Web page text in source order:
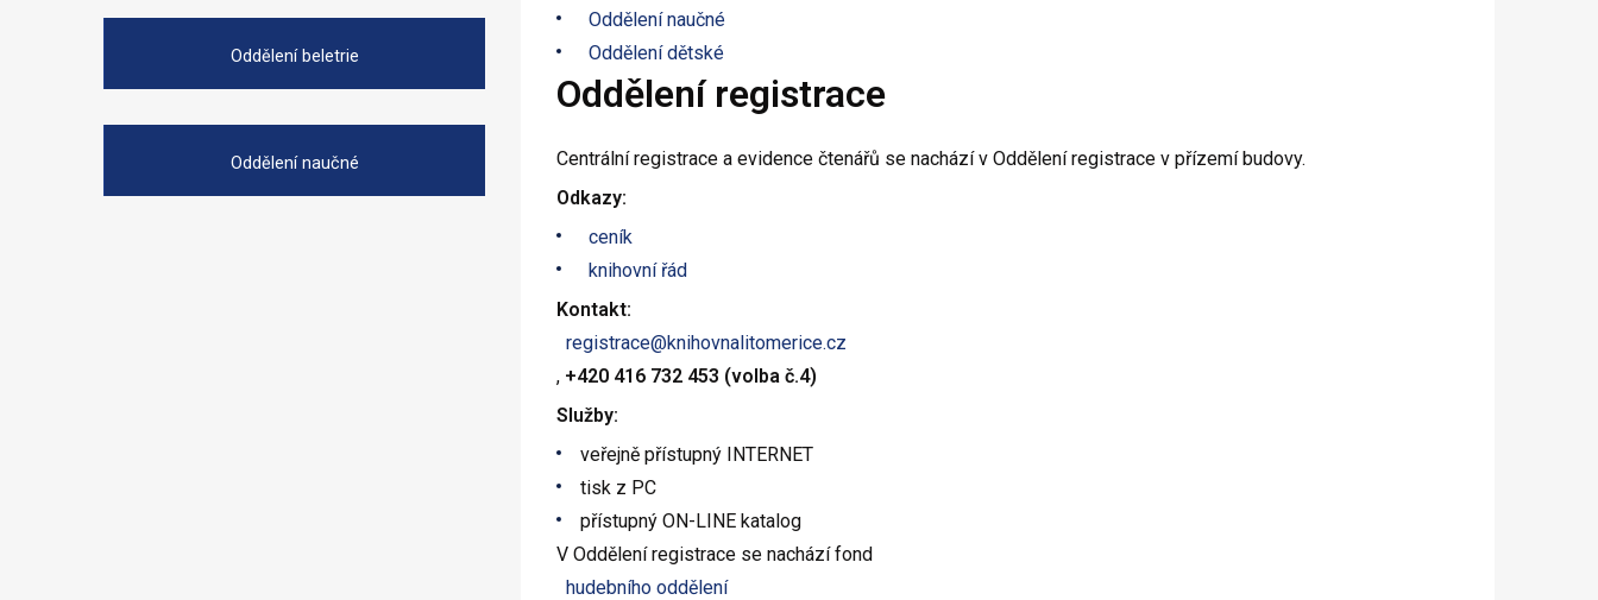
Oddělení beletrie
Oddělení naučné
Oddělení naučné
Oddělení dětské
Oddělení registrace
Centrální registrace a evidence čtenářů se nachází v Oddělení registrace v přízemí budovy.
Odkazy:
ceník
knihovní řád
Kontakt:
registrace@knihovnalitomerice.cz
, +420 416 732 453 (volba č.4)
Služby:
veřejně přístupný INTERNET
tisk z PC
přístupný ON-LINE katalog
V Oddělení registrace se nachází fond
hudebního oddělení